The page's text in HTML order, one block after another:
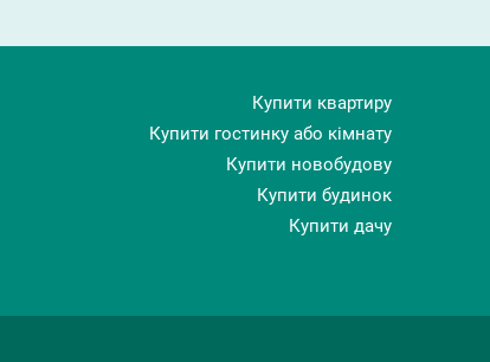
Купити квартиру
Купити гостинку або кімнату
Купити новобудову
Купити будинок
Купити дачу